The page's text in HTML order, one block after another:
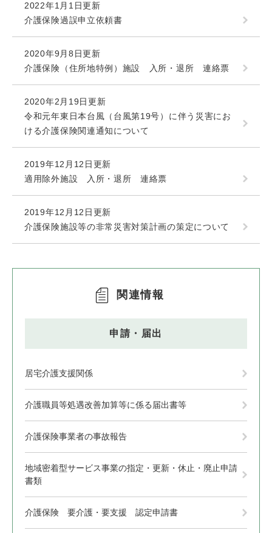
2022年1月1日更新
介護保険過誤申立依頼書
2020年9月8日更新
介護保険（住所地特例）施設 入所・退所 連絡票
2020年2月19日更新
令和元年東日本台風（台風第19号）に伴う災害にお
ける介護保険関連通知について
2019年12月12日更新
適用除外施設 入所・退所 連絡票
2019年12月12日更新
介護保険施設等の非常災害対策計画の策定について
関連情報
申請・届出
居宅介護支援関係
介護職員等処遇改善加算等に係る届出書等
介護保険事業者の事故報告
地域密着型サービス事業の指定・更新・休止・廃止申請
書類
介護保険 要介護・要支援 認定申請書